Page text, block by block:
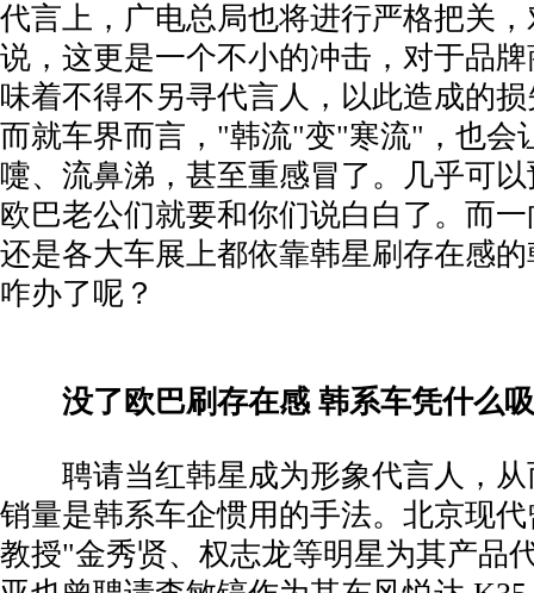
代言上，广电总局也将进行严格把关
说，这更是一个不小的冲击，对于品
味着不得不另寻代言人，以此造成的
而就车界而言，"韩流"变"寒流"，也会
嚏、流鼻涕，甚至重感冒了。几乎可
欧巴老公们就要和你们说白白了。而
还是各大车展上都依靠韩星刷存在感
咋办了呢？
没了欧巴刷存在感 韩系车凭什么
聘请当红韩星成为形象代言人，从
销量是韩系车企惯用的手法。北京现
教授"金秀贤、权志龙等明星为其产品